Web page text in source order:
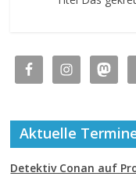
Aktuelle
Detektiv Conan auf